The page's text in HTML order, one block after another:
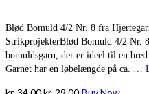
Blød Bomuld 4/2 Nr. 8 fra
StrikprojekterBlød Bomuld 4/2 Nr.
bomuldsgarn, der er ideel til en
Garnet har en løbelængde på ca. …
Den Den